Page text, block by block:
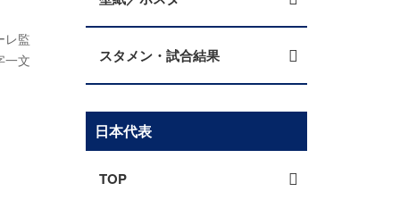
レ監
一文
スタメン・試合結果
日本代表
TOP